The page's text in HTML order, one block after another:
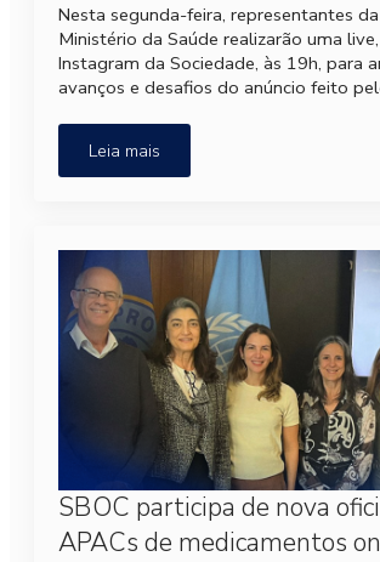
Nesta segunda-feira, representantes
Ministério da Saúde realizarão uma
Instagram da Sociedade, às 19h, para
avanços e desafios do anúncio feito
Leia mais
SBOC participa de nova
APACs de medicamentos